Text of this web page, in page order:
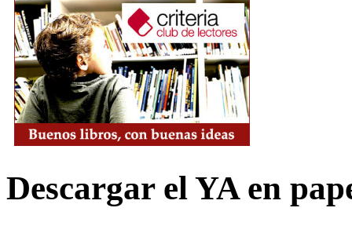
Descargar el YA en